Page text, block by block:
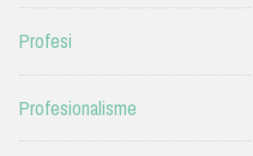
Profesi
Profesionalisme